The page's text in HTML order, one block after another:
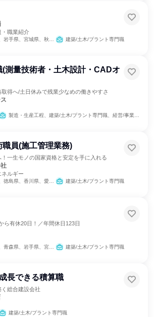
・職業紹介
秋田県、福島県、茨城県、埼玉県、東京都、神奈川県、山梨県、静岡県 建築/土木/プラント専門職
(測量技術者・土木設計・CADオ
得へ/土日休みで残業少なめの働きやすさ
製造・生産工程、建築/土木/プラント専門職、経営/事業企画
職員(施工管理業務)
一生モノの国家資格と安定を手に入れる
ネルギー
県、香川県、愛媛県、福岡県 建築/土木/プラント専門職
ら有休20日！／年間休日123日
、千葉県、東京都、神奈川県、新潟県、富山県、石川県、福井県、山梨県、長野県、岐阜県、静岡県、愛知県、三重県、滋賀県、京都府、大阪府、兵庫県、奈良県、和歌山県、鳥取県、島根県、岡山県、広島県、山口県、徳島県、香川県、愛媛県、高知県 建築/土木/プラント専門職
長できる積算職
総合建設会社
建築/土木/プラント専門職